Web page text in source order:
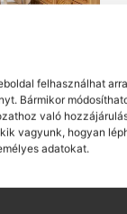
felhasználhat
Bármikor
való
vagyunk, hogyan
adatokat.
cuki
készült szett
asztal, a